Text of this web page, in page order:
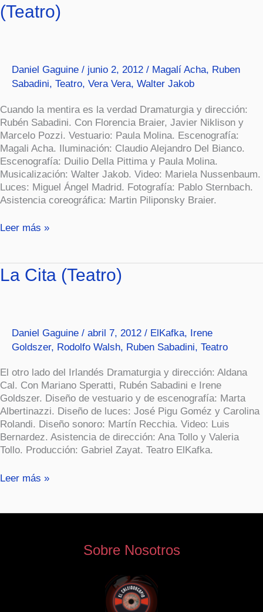
(Teatro)
Daniel Gaguine / junio 2, 2012 / Magalí Acha, Ruben
Sabadini, Teatro, Vera Vera, Walter Jakob
Cuando la mentira es la verdad Dramaturgia y dirección:
Rubén Sabadini. Con Florencia Braier, Javier Niklison y
Marcelo Pozzi. Vestuario: Paula Molina. Escenografía:
Magali Acha. Iluminación: Claudio Alejandro Del Bianco.
Escenografía: Duilio Della Pittima y Paula Molina.
Musicalización: Walter Jakob. Video: Mariela Nussenbaum.
Luces: Miguel Ángel Madrid. Fotografía: Pablo Sternbach.
Asistencia coreográfica: Martin Piliponsky Braier.
hombre
fingiendo
Leer más »
La Cita (Teatro)
Daniel Gaguine / abril 7, 2012 / ElKafka, Irene
Goldszer, Rodolfo Walsh, Ruben Sabadini, Teatro
El otro lado del Irlandés Dramaturgia y dirección: Aldana
Cal. Con Mariano Speratti, Rubén Sabadini e Irene
Goldszer. Diseño de vestuario y de escenografía: Marta
Albertinazzi. Diseño de luces: José Pigu Goméz y Carolina
Rolandi. Diseño sonoro: Martín Recchia. Video: Luis
Bernardez. Asistencia de dirección: Ana Tollo y Valeria
Tollo. Producción: Gabriel Zayat. Teatro ElKafka.
La
Cita
Leer más »
Sobre Nosotros